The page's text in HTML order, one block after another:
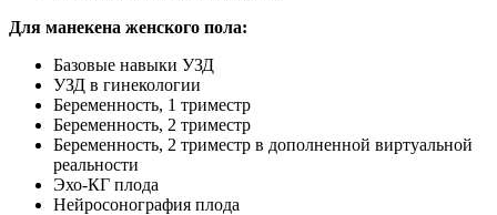
Для манекена женского пола:
Базовые навыки УЗД
УЗД в гинекологии
Беременность, 1 триместр
Беременность, 2 триместр
Беременность, 2 триместр в дополненной виртуальной
реальности
Эхо-КГ плода
Нейросонография плода